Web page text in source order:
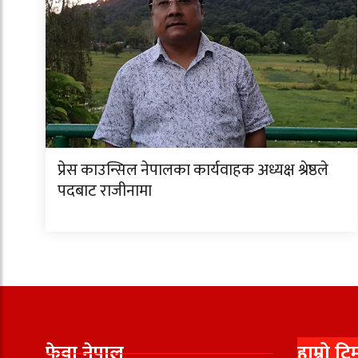
प्रेस काउन्सिल नेपालका कार्यवाहक अध्यक्ष श्रेष्ठले
पदबाट राजीनामा